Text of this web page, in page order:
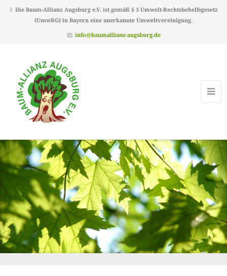
Die Baum-Allianz Augsburg e.V. ist gemäß § 3 Umwelt-Rechtsbehelfsgesetz
(UmwRG) in Bayern eine anerkannte Umweltvereinigung.
info@baumallianz-augsburg.de